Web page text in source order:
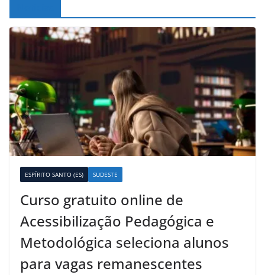
ESPÍRITO SANTO (ES) SUDESTE
Curso gratuito online de
Acessibilização Pedagógica e
Metodológica seleciona alunos
para vagas remanescentes